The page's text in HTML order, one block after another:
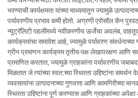
भरण्याची कार्यक्षमता यांच्या माध्यमातून ज्यामुळे
पर्यावरणीय प्रभाव कमी होतो. अग्रणी एरोसॉल कॅन
न्यूट्रॅलिटी पहलींमध्ये नवीकरणीय ऊर्जेचा अवलंब,
कार्यक्रमांचा समावेश आहे, ज्यामुळे पर्यावरण
ग्रीन प्रमाणन कार्यक्रम तृतीय-पक्ष लेखापरक्षण आणि सतत
प्रमाणित करतात, ज्यामुळे ग्राहकांना पर्यावरणीय
मिळतात जे त्यांच्या स्वत:च्या स्थिरता उद्दिष्टांना समर्थन
व्यवसायांना उत्पादनाच्या गुणवत्ता आणि कामगिरीच्या
स्थिरता उद्दिष्टांना पूर्ण करण्यास आणि ग्राहकांच्या